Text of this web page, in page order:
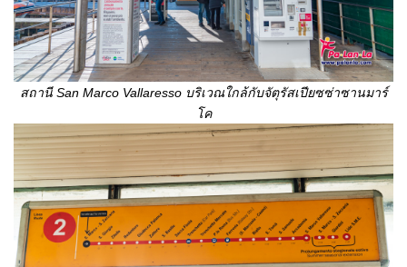
สถานีSan Marco Vallaresso บริเวณใกล้กับจัตุรัสเปียซซ่าซานมาร์
โค